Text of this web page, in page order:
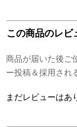
この商品のレビ
商品が届いた後ご
ー投稿＆採用され
まだレビューはあ